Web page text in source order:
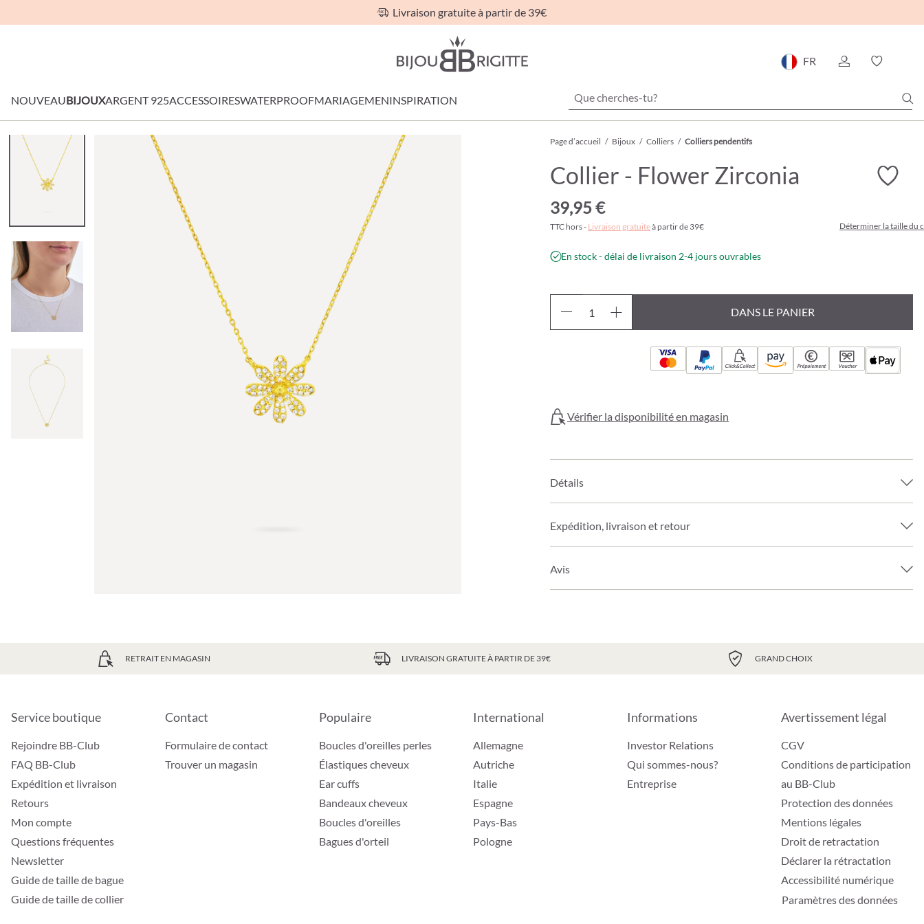
Livraison gratuite à partir de 39€
FR
NOUVEAUBIJOUXARGENT 925ACCESSOIRESWATERPROOFMARIAGEMENINSPIRATION
Page d’accueil / Bijoux / Colliers / Colliers pendentifs
Collier - Flower Zirconia
39,95 €
TTC hors - Livraison gratuiteà partir de 39€ Déterminer la taille du
En stock - délai de livraison 2-4 jours ouvrables
DANS LE PANIER
Click&Collect Prépaiement Voucher
Vérifier la disponibilité en magasin
Détails
Expédition, livraison et retour
Avis
RETRAIT EN MAGASIN LIVRAISON GRATUITE À PARTIR DE 39€ GRAND CHOIX
Service boutique
Rejoindre BB-Club
FAQ BB-Club
Expédition et livraison
Retours
Mon compte
Questions fréquentes
Newsletter
Guide de taille de bague
Guide de taille de collier
Contact
Formulaire de contact
Trouver un magasin
Populaire
Boucles d'oreilles perles
Élastiques cheveux
Ear cuffs
Bandeaux cheveux
Boucles d'oreilles
Bagues d'orteil
International
Allemagne
Autriche
Italie
Espagne
Pays-Bas
Pologne
Informations
Investor Relations
Qui sommes-nous?
Entreprise
Avertissement légal
CGV
Conditions de participation
au BB-Club
Protection des données
Mentions légales
Droit de retractation
Déclarer la rétractation
Accessibilité numérique
Paramètres des données